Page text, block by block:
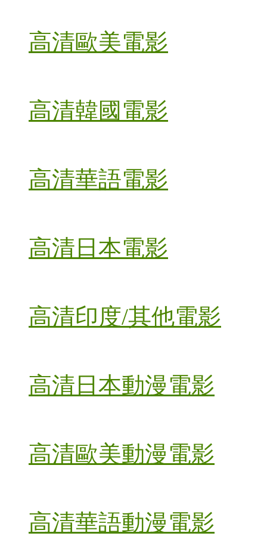
高清歐美電影
高清韓國電影
高清華語電影
高清日本電影
高清印度/其他電影
高清日本動漫電影
高清歐美動漫電影
高清華語動漫電影